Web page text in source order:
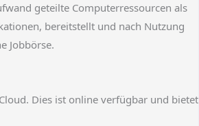
geteilte Computerressourcen als
bereitstellt und nach Nutzung
Jobbörse.
Dies ist online verfügbar und bietet